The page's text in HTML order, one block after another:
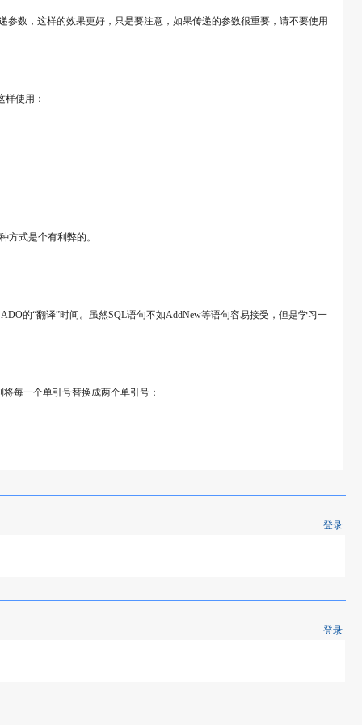
参数，这样的效果更好，只是要注意，如果传递的参数很重要，请不要使用
样使用：
方式是个有利弊的。
的“翻译”时间。虽然SQL语句不如AddNew等语句容易接受，但是学习一
每一个单引号替换成两个单引号：
登录
登录